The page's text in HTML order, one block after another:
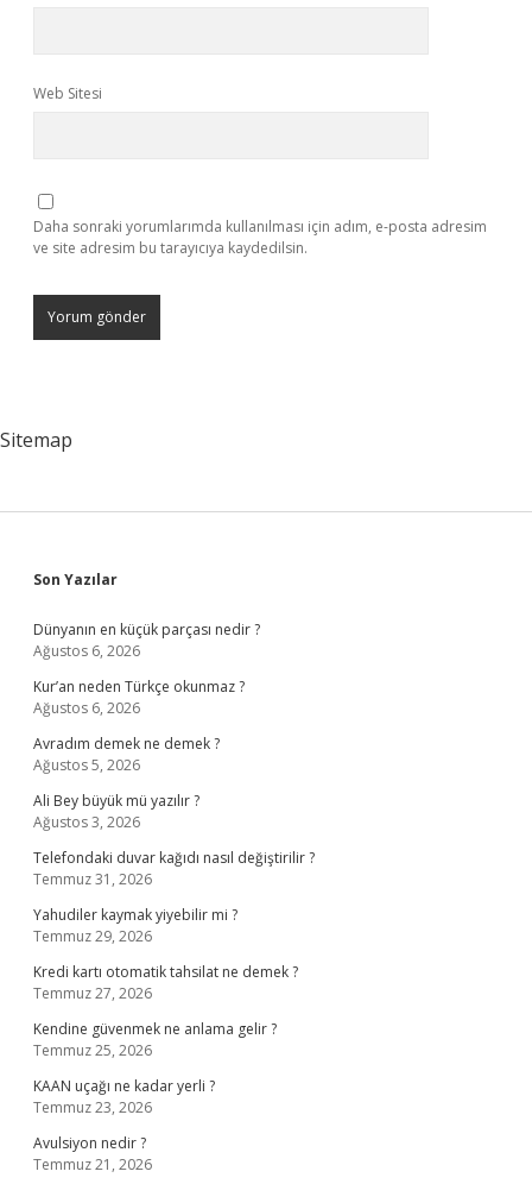
Web Sitesi
Daha sonraki yorumlarımda kullanılması için adım, e-posta adresim
ve site adresim bu tarayıcıya kaydedilsin.
Sitemap
Sidebar
Son Yazılar
Dünyanın en küçük parçası nedir ?
Ağustos 6, 2026
Kur’an neden Türkçe okunmaz ?
Ağustos 6, 2026
Avradım demek ne demek ?
Ağustos 5, 2026
Ali Bey büyük mü yazılır ?
Ağustos 3, 2026
Telefondaki duvar kağıdı nasıl değiştirilir ?
Temmuz 31, 2026
Yahudiler kaymak yiyebilir mi ?
Temmuz 29, 2026
Kredi kartı otomatik tahsilat ne demek ?
Temmuz 27, 2026
Kendine güvenmek ne anlama gelir ?
Temmuz 25, 2026
KAAN uçağı ne kadar yerli ?
Temmuz 23, 2026
Avulsiyon nedir ?
Temmuz 21, 2026